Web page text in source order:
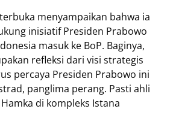
menyampaikan bahwa ia
inisiatif Presiden Prabowo
masuk ke BoP. Baginya,
refleksi dari visi strategis
percaya Presiden Prabowo ini
panglima perang. Pasti ahli
di kompleks Istana